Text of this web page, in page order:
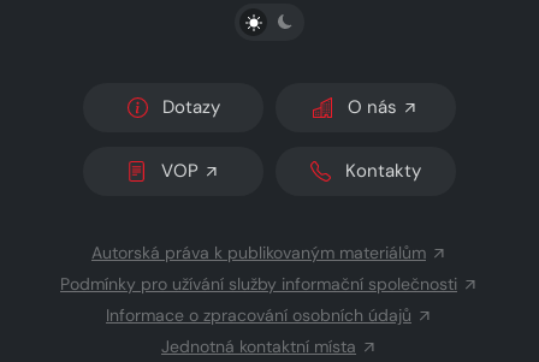
PŘEPNOUT SVĚTLÝ/TMAVÝ REŽIM
Dotazy O nás
VOP Kontakty
Autorská práva k publikovaným materiálům
Podmínky pro užívání služby informační společnosti
Informace o zpracování osobních údajů
Jednotná kontaktní místa